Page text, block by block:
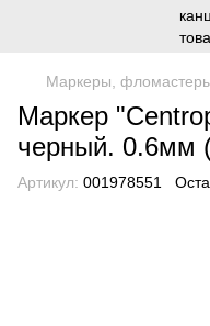
Маркеры,
Маркер
черный. 0.6мм
Артикул: 001978551